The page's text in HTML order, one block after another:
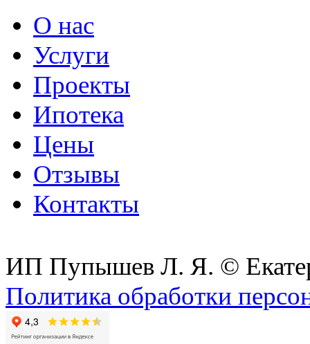
О нас
Услуги
Проекты
Ипотека
Цены
Отзывы
Контакты
ИП Пупышев Л. Я. ©
Политика обработки